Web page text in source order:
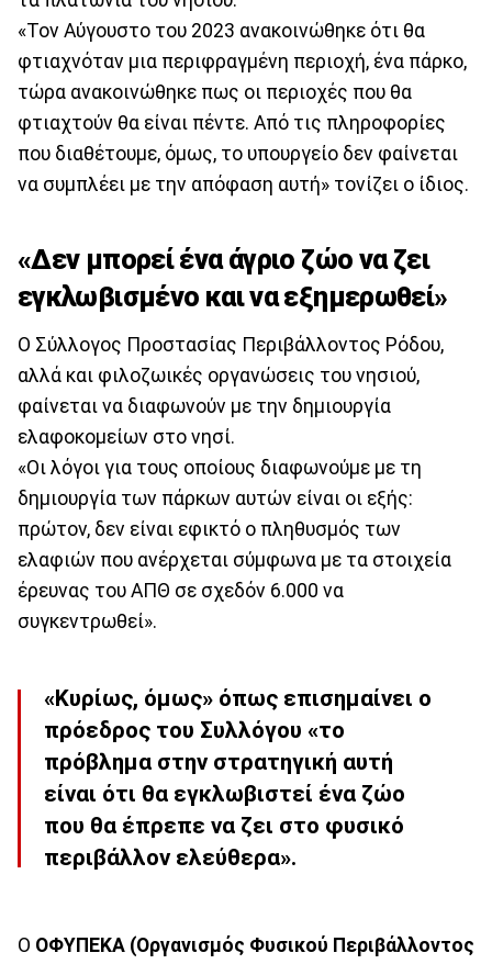
«Τον Αύγουστο του 2023 ανακοινώθηκε ότι θα
φτιαχνόταν μια περιφραγμένη περιοχή, ένα πάρκο,
τώρα ανακοινώθηκε πως οι περιοχές που θα
φτιαχτούν θα είναι πέντε. Από τις πληροφορίες
που διαθέτουμε, όμως, το υπουργείο δεν φαίνεται
να συμπλέει με την απόφαση αυτή» τονίζει ο ίδιος.
«Δεν μπορεί ένα άγριο ζώο να ζει
εγκλωβισμένο και να εξημερωθεί»
Ο Σύλλογος Προστασίας Περιβάλλοντος Ρόδου,
αλλά και φιλοζωικές οργανώσεις του νησιού,
φαίνεται να διαφωνούν με την δημιουργία
ελαφοκομείων στο νησί.
«Οι λόγοι για τους οποίους διαφωνούμε με τη
δημιουργία των πάρκων αυτών είναι οι εξής:
πρώτον, δεν είναι εφικτό ο πληθυσμός των
ελαφιών που ανέρχεται σύμφωνα με τα στοιχεία
έρευνας του ΑΠΘ σε σχεδόν 6.000 να
συγκεντρωθεί».
«Κυρίως, όμως» όπως επισημαίνει ο
πρόεδρος του Συλλόγου «το
πρόβλημα στην στρατηγική αυτή
είναι ότι θα εγκλωβιστεί ένα ζώο
που θα έπρεπε να ζει στο φυσικό
περιβάλλον ελεύθερα».
Ο ΟΦΥΠΕΚΑ (Οργανισμός Φυσικού Περιβάλλοντος